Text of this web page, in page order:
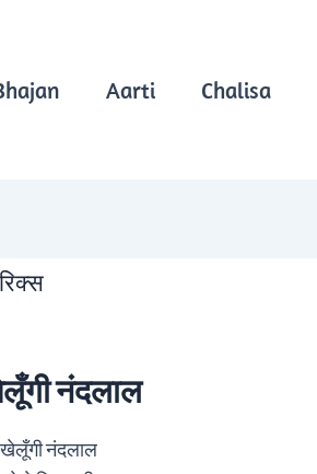
Aarti Chalisa
नंदलाल
खेलूँगी नंदलाल